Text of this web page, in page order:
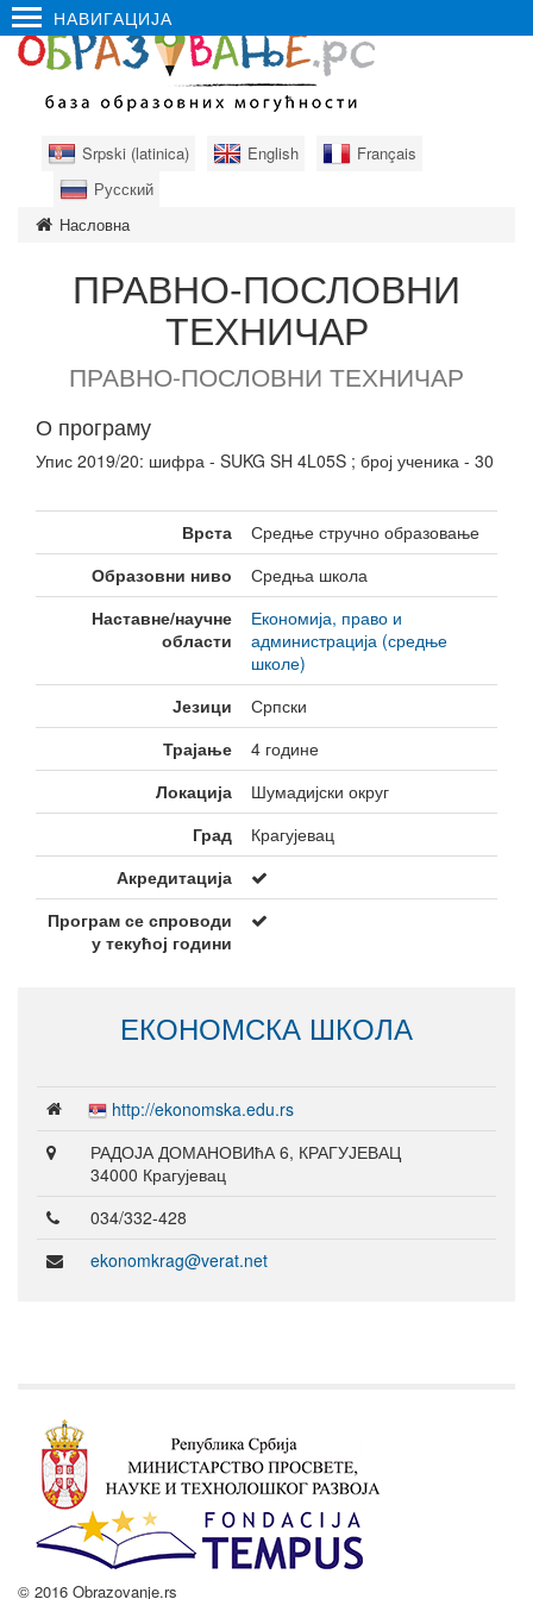
НАВИГАЦИЈА
Srpski (latinica) English
Français
Русский
Насловна
ПРАВНО-ПОСЛОВНИ
ТЕХНИЧАР
ПРАВНО-ПОСЛОВНИ ТЕХНИЧАР
О програму
Упис 2019/20: шифра - SUKG SH 4L05S ; број ученика - 30
Врста
Средње стручно образовање
Образовни ниво
Средња школа
Наставне/научне
области
Економија, право и
администрација (средње
школе)
Језици
Српски
Трајање
4 године
Локација
Шумадијски округ
Град
Крагујевац
Акредитација
Програм се спроводи
у текућој години
ЕКОНОМСКА ШКОЛА
http://ekonomska.edu.rs
РАДОЈА ДОМАНОВИћА 6, КРАГУЈЕВАЦ
34000 Крагујевац
034/332-428
ekonomkrag@verat.net
© 2016 Obrazovanje.rs